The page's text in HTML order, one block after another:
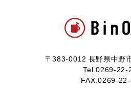
〒383-0012 長野県中野
Tel.0269-22-
FAX.0269-